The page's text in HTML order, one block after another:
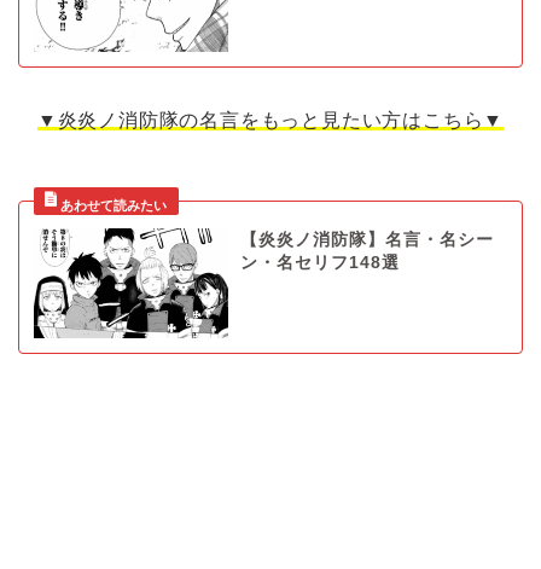
▼炎炎ノ消防隊の名言をもっと見たい方はこちら▼
【炎炎ノ消防隊】名言・名シー
ン・名セリフ148選